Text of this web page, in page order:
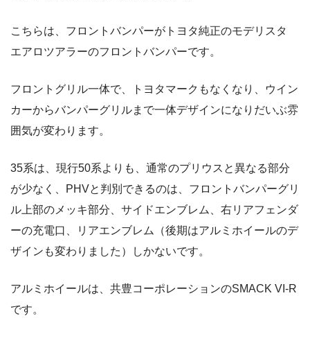
こちらは、フロントバンパーがトヨタ純正のモデリスタ
エアロツアラーのフロントバンパーです。
フロントグリル一体で、トヨタマークもなくなり、ウイン
カーからバンパーグリルまで一体デザインになりだいぶ雰
囲気が変わります。
35系は、現行50系よりも、通常のプリウスと異なる部分
が少なく、PHVと判別できるのは、フロントバンパーグリ
ル上部のメッキ部分、サイドエンブレム、右リアフェンダ
ーの充電口、リアエンブレム（後期はアルミホイールのデ
ザインも変わりました）しかないです。
アルミホイールは、共豊コーポレーションのSMACK VI-R
です。